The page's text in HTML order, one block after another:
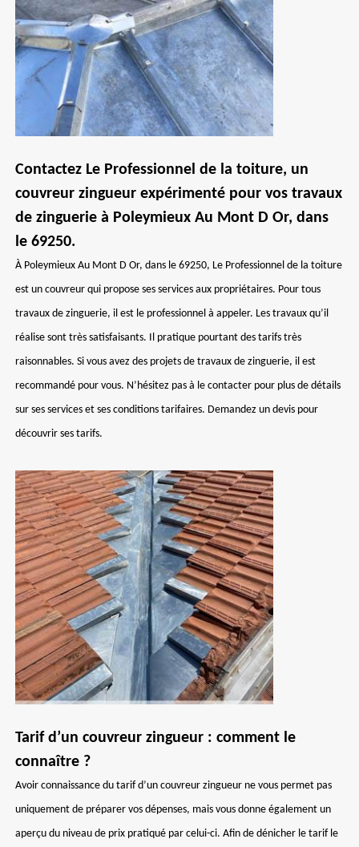
Contactez Le Professionnel de la toiture, un
couvreur zingueur expérimenté pour vos travaux
de zinguerie à Poleymieux Au Mont D Or, dans
le 69250.
À Poleymieux Au Mont D Or, dans le 69250, Le Professionnel de la toiture
est un couvreur qui propose ses services aux propriétaires. Pour tous
travaux de zinguerie, il est le professionnel à appeler. Les travaux qu’il
réalise sont très satisfaisants. Il pratique pourtant des tarifs très
raisonnables. Si vous avez des projets de travaux de zinguerie, il est
recommandé pour vous. N’hésitez pas à le contacter pour plus de détails
sur ses services et ses conditions tarifaires. Demandez un devis pour
découvrir ses tarifs.
Tarif d’un couvreur zingueur : comment le
connaître ?
Avoir connaissance du tarif d’un couvreur zingueur ne vous permet pas
uniquement de préparer vos dépenses, mais vous donne également un
aperçu du niveau de prix pratiqué par celui-ci. Afin de dénicher le tarif le